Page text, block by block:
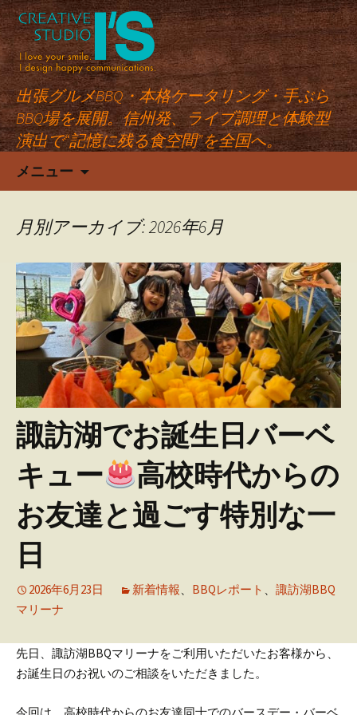
出張グルメBBQ・本格ケータリング・手ぶら
BBQ場を展開。信州発、ライブ調理と体験型
演出で“記憶に残る食空間”を全国へ。
メニュー
ン
へ
ス
キ
ッ
プ
月別アーカイブ: 2026年6月
諏訪湖でお誕生日バーベ
キュー
高校時代からの
お友達と過ごす特別な一
日
2026年6月23日 新着情報、 BBQレポート 、 諏訪湖BBQ
マリーナ
先日、諏訪湖BBQマリーナをご利用いただいたお客様から、
お誕生日のお祝いのご相談をいただきました。